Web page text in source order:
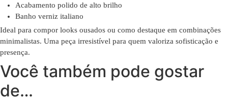
Acabamento polido de alto brilho
Banho verniz italiano
Ideal para compor looks ousados ou como destaque em combinações
minimalistas. Uma peça irresistível para quem valoriza sofisticação e
presença.
Você também pode gostar
de…